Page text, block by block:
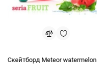
Скейтборд Meteor watermelon